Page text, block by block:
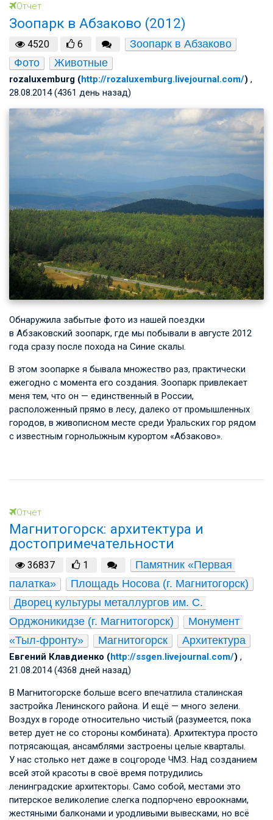
Отчет
Зоопарк в Абзаково (2012)
4520 6
Зоопарк в Абзаково
Фото
Животные
rozaluxemburg (http://rozaluxemburg.livejournal.com/) ,
28.08.2014 (4361 день назад)
Обнаружила забытые фото из нашей поездки
в Абзаковский зоопарк, где мы побывали в августе 2012
года сразу после похода на Синие скалы.
В этом зоопарке я бывала множество раз, практически
ежегодно с момента его создания. Зоопарк привлекает
меня тем, что он — единственный в России,
расположенный прямо в лесу, далеко от промышленных
городов, в живописном месте среди Уральских гор рядом
с известным горнолыжным курортом «Абзаково».
Отчет
Магнитогорск: архитектура и
достопримечательности
36837 1
Памятник «Первая
палатка»
Площадь Носова (г. Магнитогорск)
Дворец культуры металлургов им. С.
Орджоникидзе (г. Магнитогорск)
Монумент
«Тыл-фронту»
Магнитогорск Архитектура
Евгений Клавдиенко (http://ssgen.livejournal.com/) ,
21.08.2014 (4368 дней назад)
В Магнитогорске больше всего впечатлила сталинская
застройка Ленинского района. И ещё — много зелени.
Воздух в городе относительно чистый (разумеется, пока
ветер дует не со стороны комбината). Архитектура просто
потрясающая, ансамблями застроены целые кварталы.
У нас столько нет даже в соцгороде ЧМЗ. Над созданием
всей этой красоты в своё время потрудились
ленинградские архитекторы. Само собой, местами это
питерское великолепие слегка подпорчено евроокнами,
жестяными балконами и уродливыми вывесками, но всё